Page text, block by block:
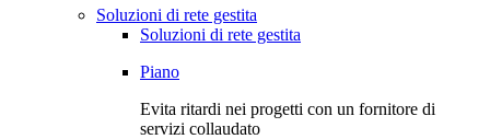
Soluzioni di rete gestita
Soluzioni di rete gestita
Piano
Evita ritardi nei progetti con un fornitore di
servizi collaudato